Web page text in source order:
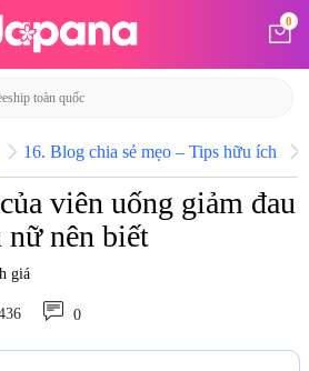
0
16. Blog chia sẻ mẹo – Tips hữu ích
viên uống giảm đau
nên biết
giá
0